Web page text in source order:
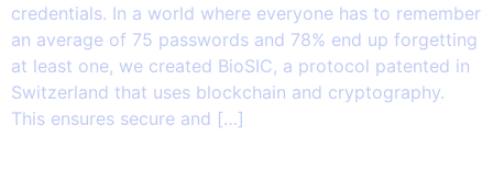
credentials. In a world where everyone has to remember
an average of 75 passwords and 78% end up forgetting
at least one, we created BioSIC, a protocol patented in
Switzerland that uses blockchain and cryptography.
This ensures secure and […]